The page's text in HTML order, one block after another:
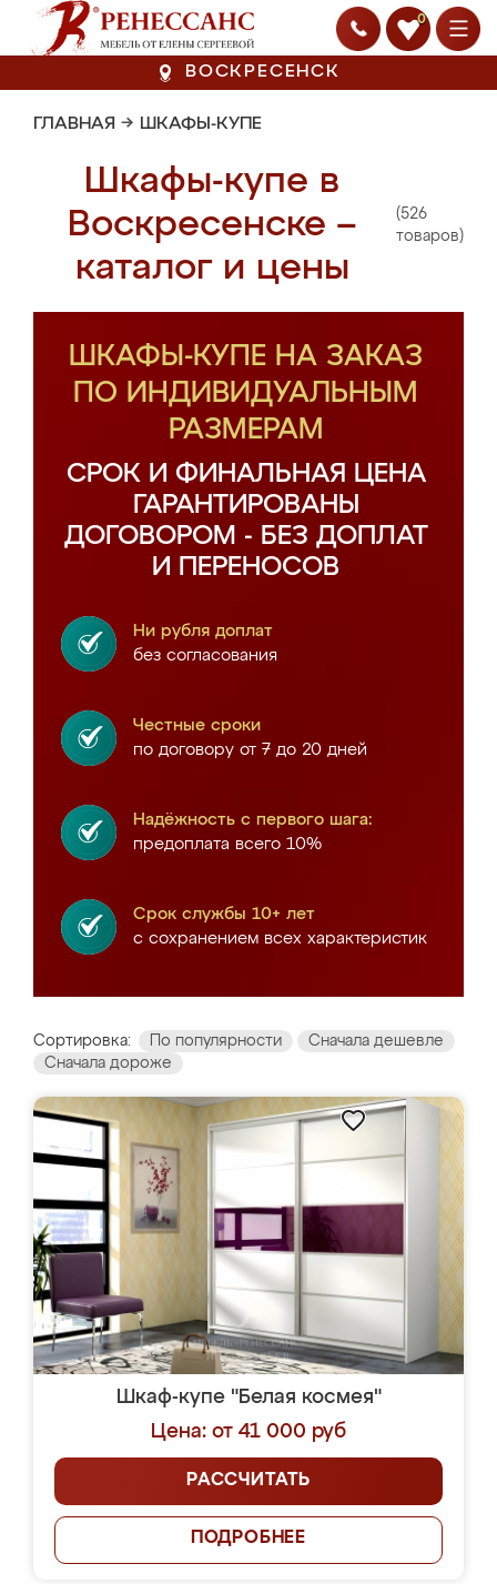
0
ВОСКРЕСЕНСК
ГЛАВНАЯ → ШКАФЫ-КУПЕ
Шкафы-купе в
Воскресенске –
каталог и цены
(526
товаров)
ШКАФЫ-КУПЕ НА ЗАКАЗ
ПО ИНДИВИДУАЛЬНЫМ
РАЗМЕРАМ
СРОК И ФИНАЛЬНАЯ ЦЕНА
ГАРАНТИРОВАНЫ
ДОГОВОРОМ - БЕЗ ДОПЛАТ
И ПЕРЕНОСОВ
Ни рубля доплат
без согласования
Честные сроки
по договору от 7 до 20 дней
Надёжность с первого шага:
предоплата всего 10%
Срок службы 10+ лет
с сохранением всех характеристик
Сортировка: По популярности
Сначала дешевле
Сначала дороже
Шкаф-купе "Белая космея"
Цена: от 41 000 руб
РАССЧИТАТЬ
ПОДРОБНЕЕ